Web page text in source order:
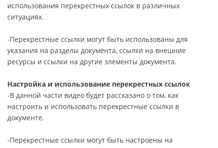
использования перекрестных ссылок в различных
ситуациях.
-Перекрестные ссылки могут быть использованы для
указания на разделы документа, ссылки на внешние
ресурсы и ссылки на другие элементы документа.
Настройка и использование перекрестных ссылок
-В данной части видео будет рассказано о том, как
настроить и использовать перекрестные ссылки в
документе.
-Перекрестные ссылки могут быть настроены на